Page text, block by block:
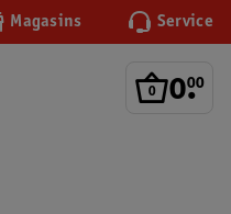
Magasins Service
0.
00